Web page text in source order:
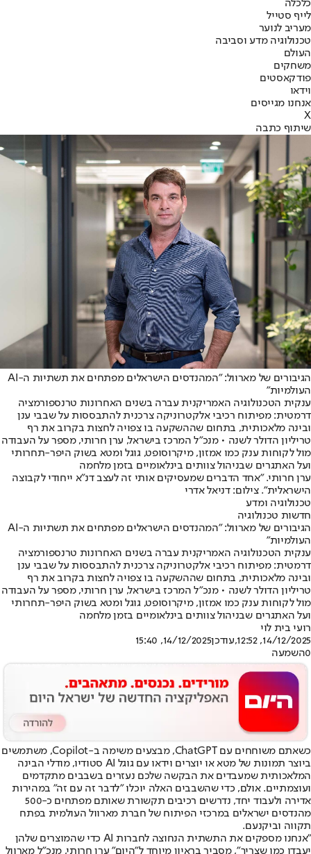
כלכלה
לייף סטייל
מעריב לנוער
טכנולוגיה מדע וסביבה
העולם
משחקים
פודקאסטים
וידאו
אנחנו מגייסים
X
שיתוף כתבה
הגיבורים של מארוול: "המהנדסים הישראלים מפתחים את תשתיות ה-AI
העולמיות"
ענקית הטכנולוגיה האמריקנית עברה בשנים האחרונות טרנספורמציה
דרמטית: מפיתוח רכיבי אלקטרוניקה צרכנית להתבססות על שבבי ענן
ובינה מלאכותית, בתחום שההשקעה בו צפויה לחצות בקרוב את רף
טריליון הדולר לשנה • מנכ״ל המרכז בישראל, ערן חרותי, מספר על העבודה
מול לקוחות ענק כמו אמזון, מיקרוסופט, גוגל ומטא בשוק היפר-תחרותי
ועל האתגרים שבניהול צוותים בינלאומיים בזמן מלחמה
ערן חרותי. "אחד הדברים שמעסיקים אותי זה לעצב דנ"א ייחודי לקבוצה
הישראלית". צילום: דניאל אדרי
טכנולוגיה ומדע
חדשות טכנולוגיה
הגיבורים של מארוול: "המהנדסים הישראלים מפתחים את תשתיות ה-AI
העולמיות"
ענקית הטכנולוגיה האמריקנית עברה בשנים האחרונות טרנספורמציה
דרמטית: מפיתוח רכיבי אלקטרוניקה צרכנית להתבססות על שבבי ענן
ובינה מלאכותית, בתחום שההשקעה בו צפויה לחצות בקרוב את רף
טריליון הדולר לשנה • מנכ״ל המרכז בישראל, ערן חרותי, מספר על העבודה
מול לקוחות ענק כמו אמזון, מיקרוסופט, גוגל ומטא בשוק היפר-תחרותי
ועל האתגרים שבניהול צוותים בינלאומיים בזמן מלחמה
רועי בית לוי
14/12/2025, 12:52
,עודכן14/12/2025, 15:40
0השמעה
כשאתם משוחחים עם ChatGPT, מבצעים משימה ב-Copilot, משתמשים
ביוצר תמונות של מטא או יוצרים וידאו עם גוגל AI סטודיו, מודלי הבינה
המלאכותית שמעבדים את הבקשה שלכם נעזרים בשבבים מתקדמים
ועוצמתיים. אולם, כדי שהשבבים האלה יוכלו "לדבר זה עם זה" במהירות
אדירה ולעבוד יחד, נדרשים רכיבים תקשורת שאותם מפתחים כ-500
מהנדסים ישראלים במרכזי הפיתוח של חברת מארוול העולמית בפתח
תקווה וביקנעם.
"אנחנו מספקים את התשתית הנחוצה לחברות AI כדי שהמוצרים שלהן
יעבדו כמו שצריך", מסביר בראיון מיוחד ל"היום" ערן חרותי, מנכ"ל מארוול